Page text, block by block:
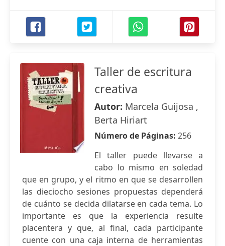
Taller de escritura
creativa
Autor: Marcela Guijosa ,
Berta Hiriart
Número de Páginas: 256
El taller puede llevarse a
cabo lo mismo en soledad
que en grupo, y el ritmo en que se desarrollen
las dieciocho sesiones propuestas dependerá
de cuánto se decida dilatarse en cada tema. Lo
importante es que la experiencia resulte
placentera y que, al final, cada participante
cuente con una caja interna de herramientas